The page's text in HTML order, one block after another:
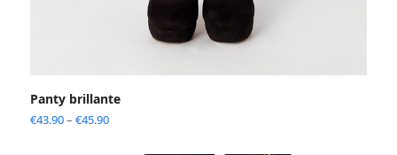
Panty brillante
€43.90– €45.90